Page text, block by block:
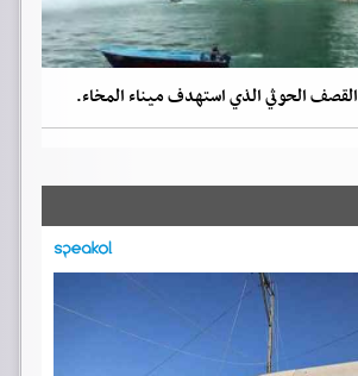
القصف الحوثي الذي استهدف ميناء المخاء.